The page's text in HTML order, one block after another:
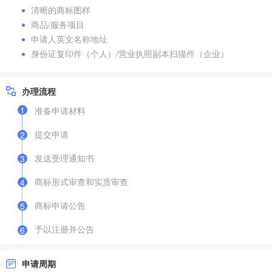
清晰的商标图样
商品/服务项目
申请人英文名称地址
身份证复印件（个人）/营业执照副本扫描件（企业）
办理流程
1
准备申请材料
2
提交申请
3
发送受理通知书
4
商标形式审查和实质审查
5
商标申请公告
6 予以注册并公告
申请周期